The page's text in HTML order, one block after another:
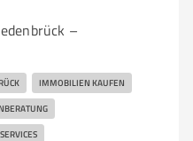
–
IMMOBILIEN KAUFEN